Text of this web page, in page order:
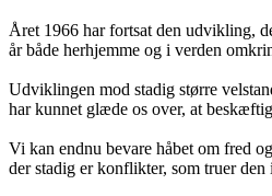
Året 1966 har fortsat den udvikling,
år både herhjemme og i verden
Udviklingen mod stadig større
har kunnet glæde os over, at
Vi kan endnu bevare håbet om fred
der stadig er konflikter, som truer